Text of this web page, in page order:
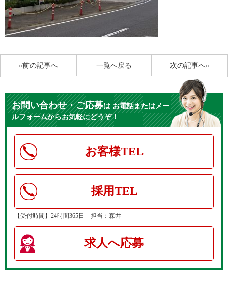
«前の記事へ 次の記事へ»
一覧へ戻る
お問い合わせ・ご応募はお電話またはメー
ルフォームからお気軽にどうぞ！
お客様TEL
採用TEL
【受付時間】24時間365日 担当：森井
求人へ応募